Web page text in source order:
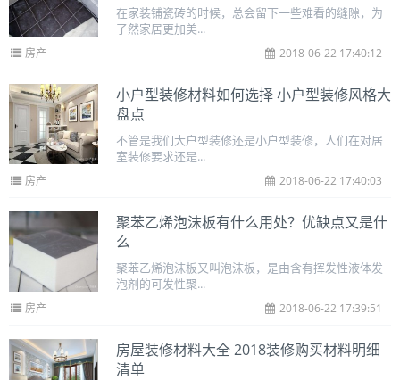
在家装铺瓷砖的时候，总会留下一些难看的缝隙，为
了然家居更加美...
房产 2018-06-22 17:40:12
小户型装修材料如何选择 小户型装修风格大
盘点
不管是我们大户型装修还是小户型装修，人们在对居
室装修要求还是...
房产 2018-06-22 17:40:03
聚苯乙烯泡沫板有什么用处？优缺点又是什
么
聚苯乙烯泡沫板又叫泡沫板，是由含有挥发性液体发
泡剂的可发性聚...
房产 2018-06-22 17:39:51
房屋装修材料大全 2018装修购买材料明细
清单